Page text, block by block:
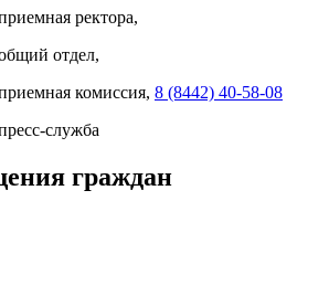
ректора,
отдел,
комиссия, 8 (8442) 40-58-08
служба
граждан